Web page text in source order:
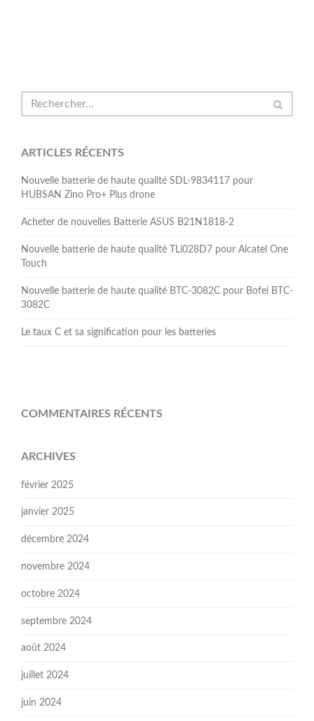
ARTICLES RÉCENTS
Nouvelle batterie de haute qualité SDL-9834117 pour
HUBSAN Zino Pro+ Plus drone
Acheter de nouvelles Batterie ASUS B21N1818-2
Nouvelle batterie de haute qualité TLi028D7 pour Alcatel One
Touch
Nouvelle batterie de haute qualité BTC-3082C pour Bofei BTC-
3082C
Le taux C et sa signification pour les batteries
COMMENTAIRES RÉCENTS
ARCHIVES
février 2025
janvier 2025
décembre 2024
novembre 2024
octobre 2024
septembre 2024
août 2024
juillet 2024
juin 2024